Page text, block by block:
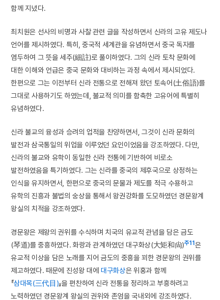
함께 지녔다.
최치원은 선사의 비명과 사찰 관련 글을 작성하면서 신라의 고유 제도나
언어를 제시하였다. 특히, 중국적 세계관을 유념하면서 중국 독자를
염두하여 그 뜻을 세주(細註)로 풀이하였다. 그의 신라 토착 문화에
대한 이해와 언급은 중국 문화와 대비하는 과정 속에서 제시되었다.
한편으로 그는 이전부터 신라 전통으로 전해져 왔던 토속어(土俗語)를
그대로 사용하기도 하였는데, 불교적 의미를 함축한 고유어에 특별히
유념하였다.
신라 불교의 융성과 승려의 업적을 찬양하면서, 그것이 신라 문화의
발전과 삼국통일의 위업을 이루었던 요인이었음을 강조하였다. 다만,
신라의 불교와 유학이 동일한 신라 전통에 기반하여 비로소
발전하였음을 특기하였다. 그는 신라를 중국의 제후국으로 상정하는
인식을 유지하면서, 한편으로 중국의 문물과 제도를 적극 수용하고
유학의 진흥과 불법의 숭상을 통해서 왕권강화를 도모하였던 경문왕계
왕실의 치적을 강조하였다.
경문왕은 제왕의 권위를 수식하며 치국의 유교적 관념을 담은 금도
(琴道)를 중흥하였다. 화랑과 관계하였던 대구화상(大矩和尙)주11 은
유교적 이상을 담은 노래를 지어 금도의 중흥을 꾀한 경문왕의 권위를
제고하였다. 때문에 진성왕 대에 대구화상은 위홍과 함께
『삼대목(三代目)』을 편찬하여 신라 전통을 정리하고 부흥하려고
노력하였던 경문왕계 왕실의 권위와 존엄을 국내외에 강조하였다.